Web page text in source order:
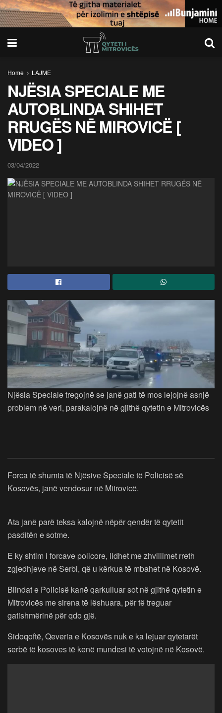
Home LAJME
NJËSIA SPECIALE ME
AUTOBLINDA SHIHET
RRUGËS NĒ MIROVICË [
VIDEO ]
03/04/2022
Njësia Speciale tregojnë se janë gati të mos lejojnë asnjë
problem në veri, parakalojnë në gjithë qytetin e Mitrovicës
Forca të shumta të Njësive Speciale të Policisë së
Kosovës, janë vendosur në Mitrovicë.
Ata janë parë teksa kalojnë nëpër qendër të qytetit
pasditën e sotme.
E ky shtim i forcave policore, lidhet me zhvillimet rreth
zgjedhjeve në Serbi, që u kërkua të mbahet në Kosovë.
Blindat e Policisë kanë qarkulluar sot në gjithë qytetin e
Mitrovicës me sirena të lëshuara, për të treguar
gatishmërinë për qdo gjë.
Sidoqoftë, Qeveria e Kosovës nuk e ka lejuar qytetarët
serbë të kosoves të kenë mundesi të votojnë në Kosovë.